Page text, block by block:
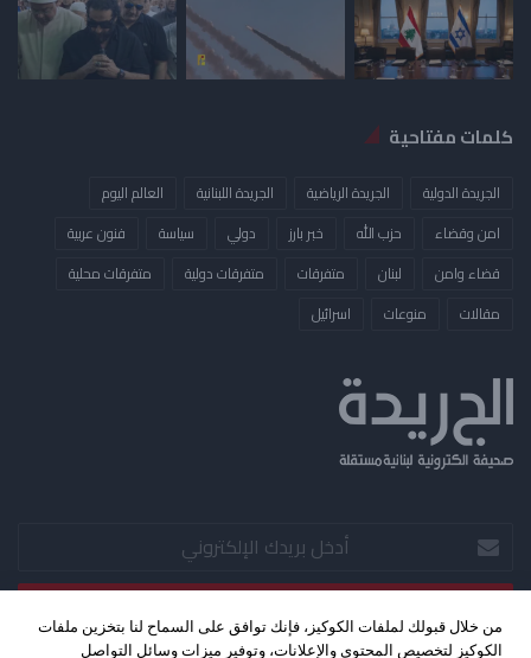
كلمات مفتاحية
الجريدة الدولية الجريدة الرياضية الجريدة اللبنانية
العالم اليوم
امن وقضاء
حزب الله خبر بارز دولي سياسة
فنون عربية
قضاء وامن
لبنان متفرقات متفرقات دولية
متفرقات محلية
مقالات
منوعات ​اسرائيل
أدخل
بريدك
الإلكتروني
من خلال قبولك لملفات الكوكيز، فإنك توافق على السماح لنا بتخزين ملفات
الكوكيز لتخصيص المحتوى والإعلانات، وتوفير ميزات وسائل التواصل